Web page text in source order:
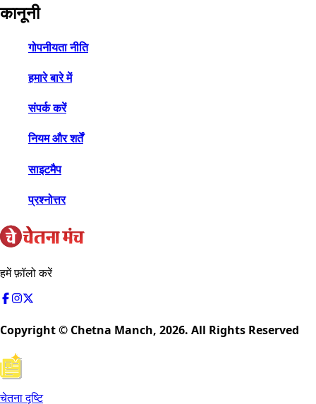
कानूनी
गोपनीयता नीति
हमारे बारे में
संपर्क करें
नियम और शर्तें
साइटमैप
प्रश्नोत्तर
हमें फ़ॉलो करें
Copyright © Chetna Manch, 2026. All Rights Reserved
चेतना दृष्टि